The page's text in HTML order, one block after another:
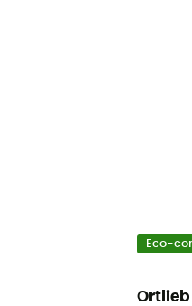
Eco-
Ortlieb